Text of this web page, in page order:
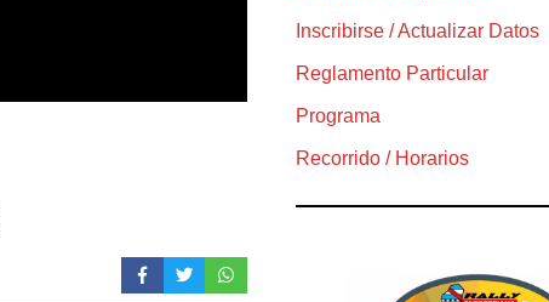
Inscribirse / Actualizar Datos
Reglamento Particular
Programa
Recorrido / Horarios